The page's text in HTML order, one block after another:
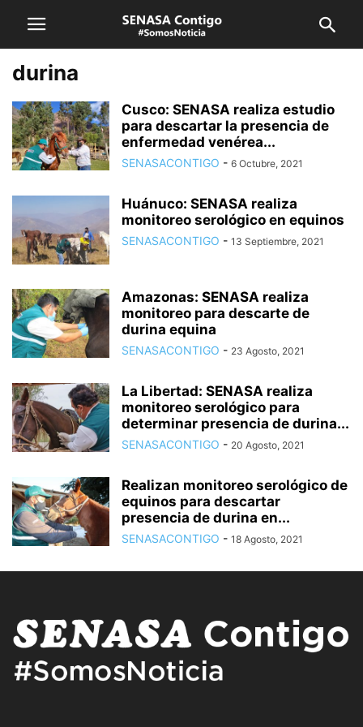
durina
Cusco: SENASA realiza estudio
para descartar la presencia de
enfermedad venérea...
SENASACONTIGO - 6 Octubre, 2021
Huánuco: SENASA realiza
monitoreo serológico en equinos
SENASACONTIGO - 13 Septiembre, 2021
Amazonas: SENASA realiza
monitoreo para descarte de
durina equina
SENASACONTIGO - 23 Agosto, 2021
La Libertad: SENASA realiza
monitoreo serológico para
determinar presencia de durina...
SENASACONTIGO - 20 Agosto, 2021
Realizan monitoreo serológico de
equinos para descartar
presencia de durina en...
SENASACONTIGO - 18 Agosto, 2021